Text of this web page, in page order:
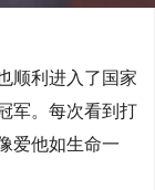
顺利进入了国家
军。每次看到打
爱他如生命一